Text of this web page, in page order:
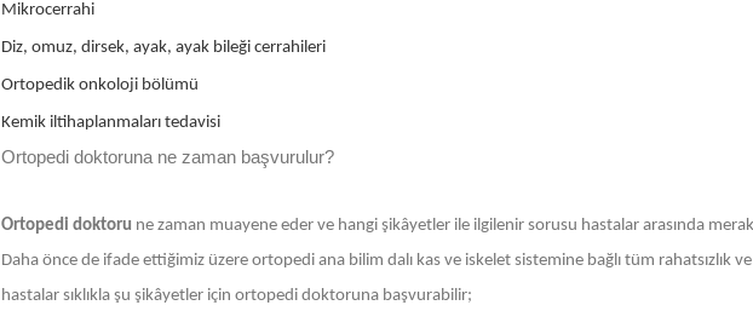
Mikrocerrahi
Diz, omuz, dirsek, ayak, ayak bileği cerrahileri
Ortopedik onkoloji bölümü
Kemik iltihaplanmaları tedavisi
Ortopedi doktoruna ne zaman başvurulur?
Ortopedi doktoru ne zaman muayene eder ve hangi şikâyetler ile ilgilenir sorusu hastalar arasında
Daha önce de ifade ettiğimiz üzere ortopedi ana bilim dalı kas ve iskelet sistemine bağlı tüm rahatsızlık
hastalar sıklıkla şu şikâyetler için ortopedi doktoruna başvurabilir;